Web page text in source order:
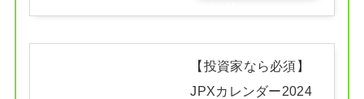
【投資家なら必須】
JPXカレンダー2024